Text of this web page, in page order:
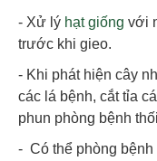
- Xử lý hạt giống với
trước khi gieo.
- Khi phát hiện cây
các lá bệnh, cắt tỉa
phun phòng bệnh
- Có thể phòng bệnh